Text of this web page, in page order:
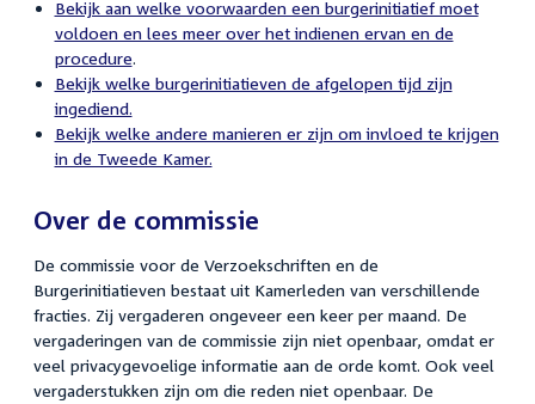
Bekijk aan welke voorwaarden een burgerinitiatief moet
voldoen en lees meer over het indienen ervan en de
procedure.
Bekijk welke burgerinitiatieven de afgelopen tijd zijn
ingediend.
Bekijk welke andere manieren er zijn om invloed te krijgen
in de Tweede Kamer.
Over de commissie
De commissie voor de Verzoekschriften en de
Burgerinitiatieven bestaat uit Kamerleden van verschillende
fracties. Zij vergaderen ongeveer een keer per maand. De
vergaderingen van de commissie zijn niet openbaar, omdat er
veel privacygevoelige informatie aan de orde komt. Ook veel
vergaderstukken zijn om die reden niet openbaar. De